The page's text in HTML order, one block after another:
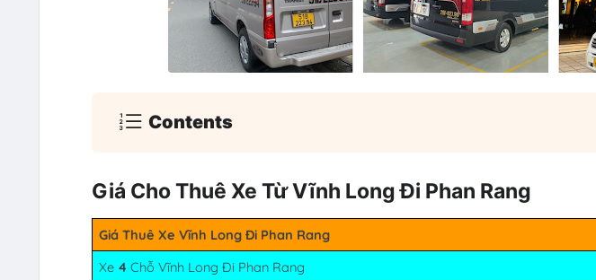
Contents
Giá Cho Thuê Xe Từ Vĩnh Long Đi Phan Rang
Giá Thuê Xe Vĩnh Long Đi Phan Rang
Xe 4 Chỗ Vĩnh Long Đi Phan Rang